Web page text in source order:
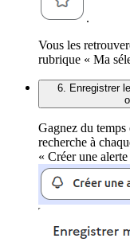
.
Vous les
rubrique « Ma
6. Enregistrer
Gagnez du temps
recherche à
« Créer une alerte